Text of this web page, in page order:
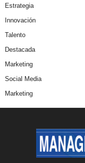
Estrategia
Innovación
Talento
Destacada
Marketing
Social Media
Marketing